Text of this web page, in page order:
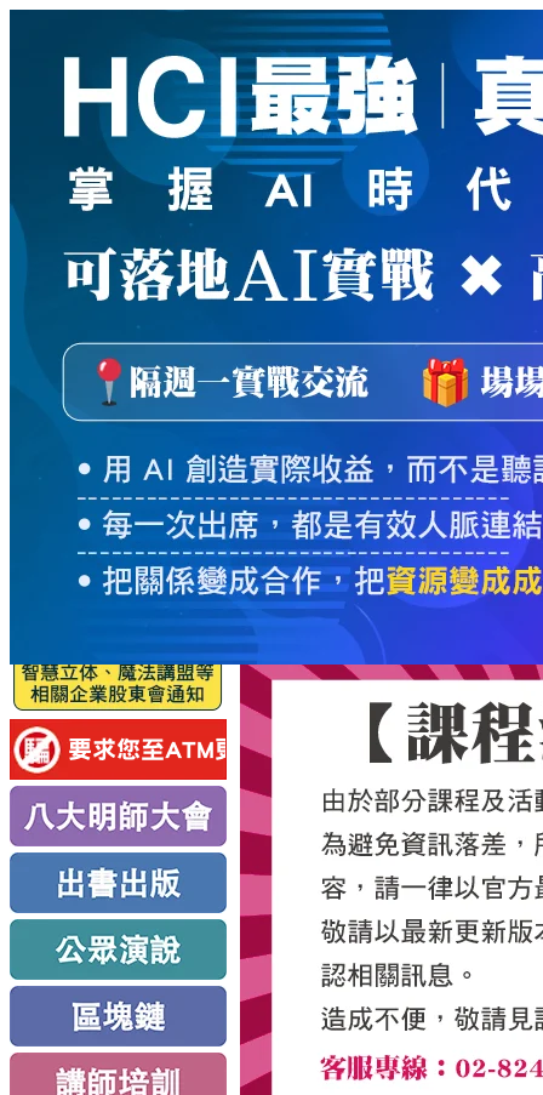
網
路
新
思
路